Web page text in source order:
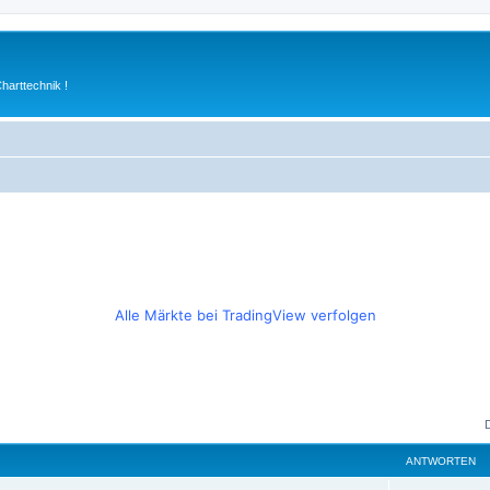
!
Alle Märkte bei TradingView verfolgen
ANTWORTEN